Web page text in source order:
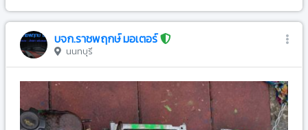
บจก.ราชพฤกษ์ มอเตอร์
นนทบุรี